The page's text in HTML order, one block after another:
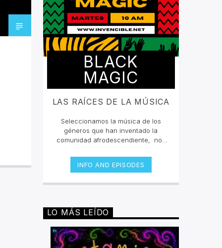
BLACK
MAGIC
LAS RAÍCES DE LA MÚSICA
Seleccionamos la música de los
géneros que han inventado la
comunidad afrodescendiente, nos
grandes compositores en la historia
fueron negros, y bajo sus
desarrollando distintos géneros que
los malestares que atacaban a toda
persona de piel oscura. Desde el
poderosas armas para lucha contra
la segregación y el racismo. Con
INFO AND EPISODES
LO MÁS LEÍDO